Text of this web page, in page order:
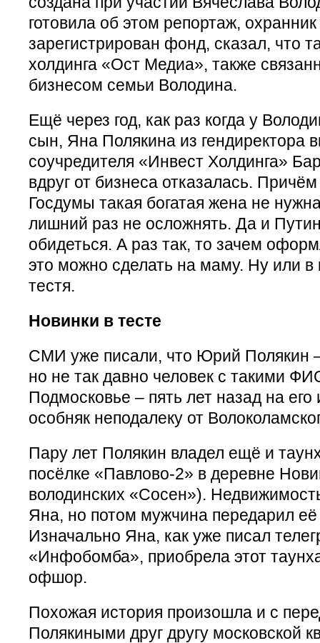
готовила об этом репортаж,
зарегистрирован фонд, сказал, что
холдинга «Ост Медиа», также
бизнесом семьи Володина.
Ещё через год, как раз когда у
сын, Яна Полякина из гендиректора
соучредителя «Инвест Холдинга»
вдруг от бизнеса отказалась.
Госдумы такая богатая жена не
лишний раз не осложнять. Да и
обидеться. А раз так, то зачем
это можно сделать на маму. Ну или в
тестя.
Новинки в тесте
СМИ уже писали, что Юрий Полякин
но не так давно человек с такими
Подмосковье – пять лет назад на
особняк неподалеку от
Пару лет Полякин владел ещё и
посёлке «Павлово-2» в деревне
володинских «Сосен»).
Яна, но потом мужчина передарил её
Изначально Яна, как уже писал
«Инфобомба», приобрела этот
офшор.
Похожая история произошла и с
Полякиными друг другу московской